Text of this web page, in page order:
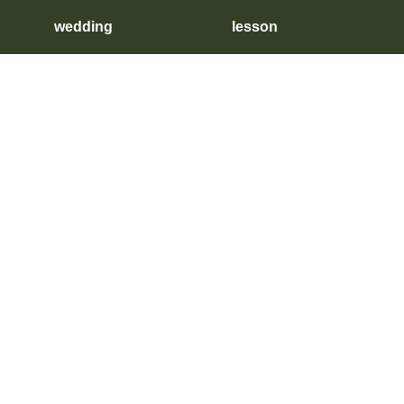
wedding lesson